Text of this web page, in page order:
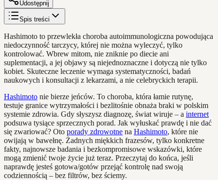
Udostępnij
Spis treści
Hashimoto to przewlekła choroba autoimmunologiczna powodująca
niedoczynność tarczycy, której nie można wyleczyć, tylko
kontrolować. Wbrew mitom, nie zniknie po diecie ani
suplementacji, a jej objawy są niejednoznaczne i dotyczą nie tylko
kobiet. Skuteczne leczenie wymaga systematyczności, badań
naukowych i konsultacji z lekarzami, a nie celebryckich terapii.
Hashimoto nie bierze jeńców. To choroba, która łamie rutynę,
testuje granice wytrzymałości i bezlitośnie obnaża braki w polskim
systemie zdrowia. Gdy słyszysz diagnozę, świat wiruje – a internet
podsuwa tysiące sprzecznych porad. Jak wyłuskać prawdę i nie dać
się zwariować? Oto porady zdrowotne na Hashimoto, które nie
owijają w bawełnę. Żadnych miękkich frazesów, tylko konkretne
fakty, najnowsze badania i bezkompromisowe wskazówki, które
mogą zmienić twoje życie już teraz. Przeczytaj do końca, jeśli
naprawdę jesteś gotowa/gotów przejąć kontrolę nad swoją
codziennością – bez filtrów, bez ściemy.